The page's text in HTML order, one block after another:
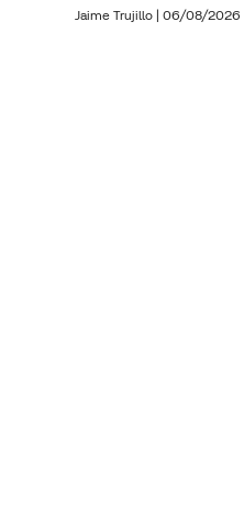
Jaime Trujillo | 06/08/2026